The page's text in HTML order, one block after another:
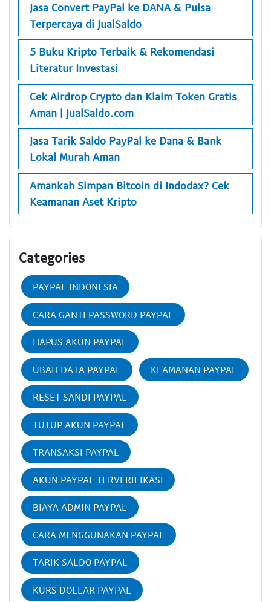
Jasa Convert PayPal ke DANA & Pulsa
Terpercaya di JualSaldo
5 Buku Kripto Terbaik & Rekomendasi
Literatur Investasi
Cek Airdrop Crypto dan Klaim Token Gratis
Aman | JualSaldo.com
Jasa Tarik Saldo PayPal ke Dana & Bank
Lokal Murah Aman
Amankah Simpan Bitcoin di Indodax? Cek
Keamanan Aset Kripto
Categories
PAYPAL INDONESIA
CARA GANTI PASSWORD PAYPAL
HAPUS AKUN PAYPAL
UBAH DATA PAYPAL KEAMANAN PAYPAL
RESET SANDI PAYPAL
TUTUP AKUN PAYPAL
TRANSAKSI PAYPAL
AKUN PAYPAL TERVERIFIKASI
BIAYA ADMIN PAYPAL
CARA MENGGUNAKAN PAYPAL
TARIK SALDO PAYPAL
KURS DOLLAR PAYPAL